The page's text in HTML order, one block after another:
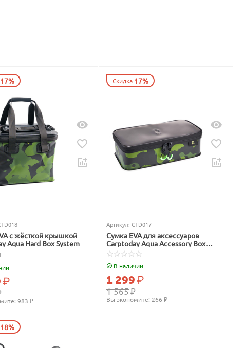
17%
с жёсткой крышкой
Aqua Hard Box System
₽
983 ₽
Скидка 17%
Артикул: CTD017
Сумка EVA для аксессуаров
Carptoday Aqua Accessory Box
System
В наличии
1 565₽
1 299₽
Вы экономите: 266 ₽
18%